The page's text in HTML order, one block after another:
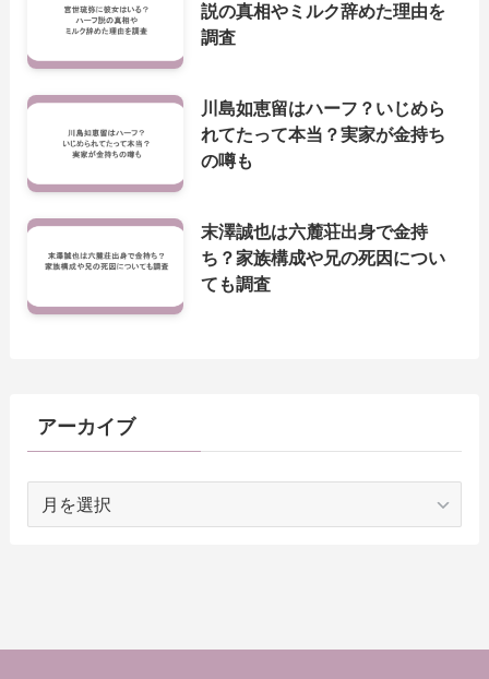
説の真相やミルク辞めた理由を
調査
川島如恵留はハーフ？いじめら
れてたって本当？実家が金持ち
の噂も
末澤誠也は六麓荘出身で金持
ち？家族構成や兄の死因につい
ても調査
アーカイブ